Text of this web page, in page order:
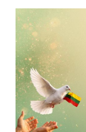
dainų